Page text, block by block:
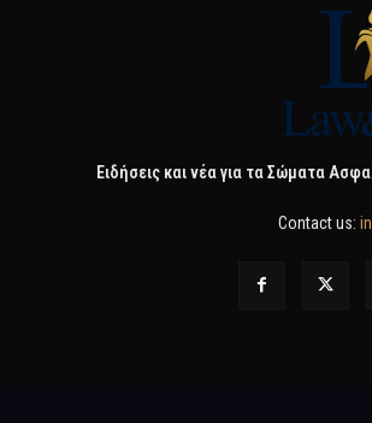
Ειδήσεις και νέα για τα Σώματα
Contact us: